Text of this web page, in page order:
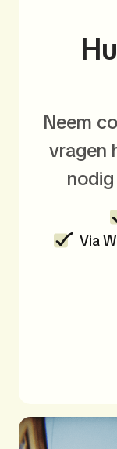
Neem
vragen
Via